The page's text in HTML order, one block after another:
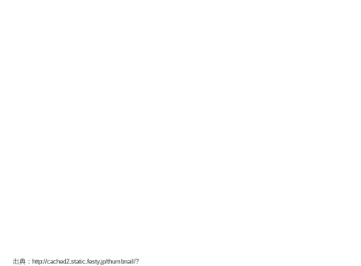
出典：http://cached2.static.festy.jp/thumbnail/?